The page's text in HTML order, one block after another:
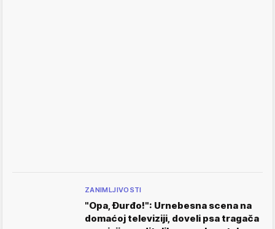
ZANIMLJIVOSTI
"Opa, Đurđo!": Urnebesna scena na
domaćoj televiziji, doveli psa tragača